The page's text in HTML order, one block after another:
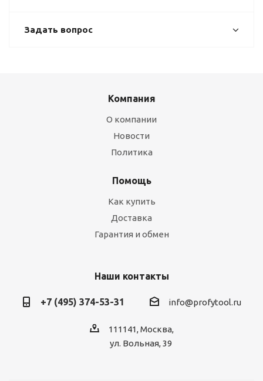
Задать вопрос
Компания
О компании
Новости
Политика
Помощь
Как купить
Доставка
Гарантия и обмен
Наши контакты
+7 (495) 374-53-31 info@profytool.ru
111141, Москва,
ул. Вольная, 39